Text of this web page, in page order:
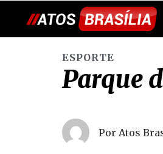
ESPORTE
Parque
Por Atos